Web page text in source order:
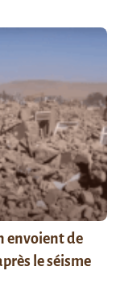
envoient de
le séisme